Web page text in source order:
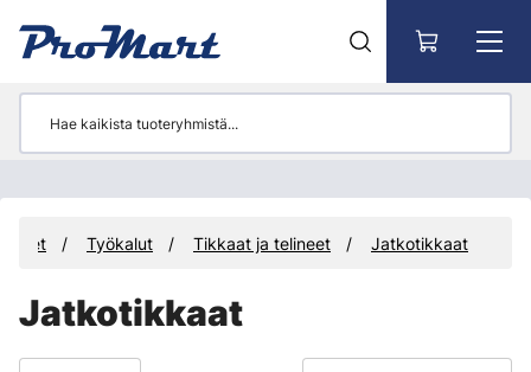
Työkalut Tikkaat ja telineet Jatkotikkaat
Jatkotikkaat